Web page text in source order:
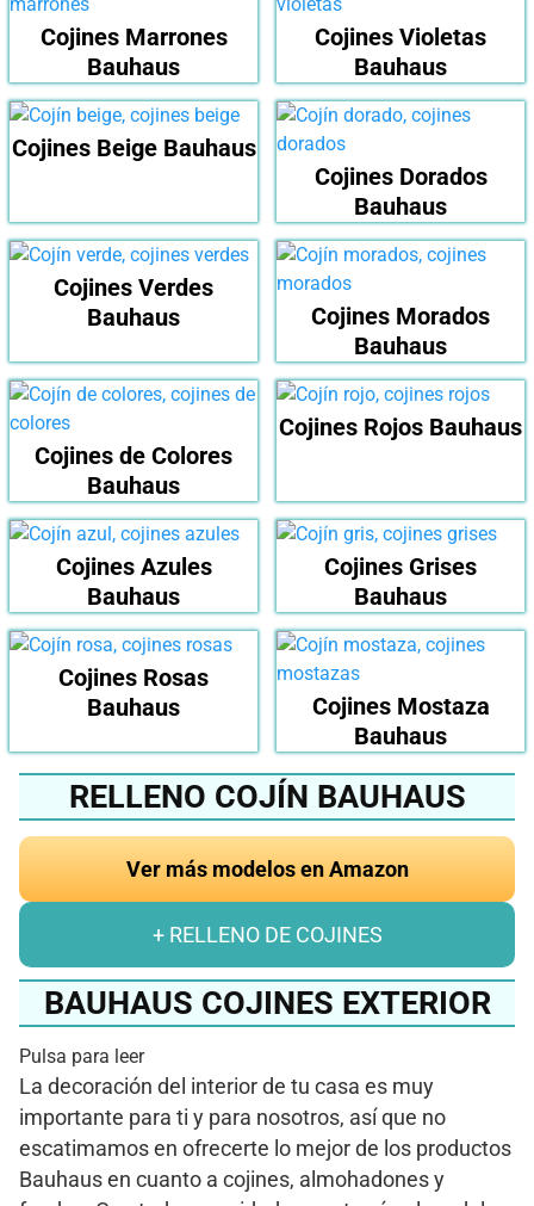
Cojines Marrones
Bauhaus
Cojines Violetas
Bauhaus
Cojines Beige Bauhaus
Cojines Dorados
Bauhaus
Cojines Verdes
Bauhaus
Cojines Morados
Bauhaus
Cojines de Colores
Bauhaus
Cojines Rojos Bauhaus
Cojines Azules
Bauhaus
Cojines Grises
Bauhaus
Cojines Rosas
Bauhaus
Cojines Mostaza
Bauhaus
RELLENO COJÍN BAUHAUS
Ver más modelos en Amazon
+ RELLENO DE COJINES
BAUHAUS COJINES EXTERIOR
Pulsa para leer
La decoración del interior de tu casa es muy
importante para ti y para nosotros, así que no
escatimamos en ofrecerte lo mejor de los productos
Bauhaus en cuanto a cojines, almohadones y